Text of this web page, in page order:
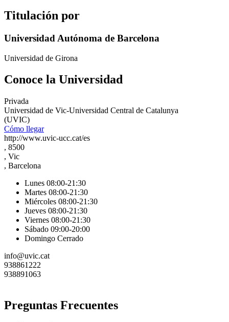
Titulación por
Universidad Autónoma de Barcelona
Universidad de Girona
Conoce la Universidad
Privada
Universidad de Vic-Universidad Central de Catalunya
(UVIC)
Cómo llegar
http://www.uvic-ucc.cat/es
, 8500
, Vic
, Barcelona
Lunes 08:00-21:30
Martes 08:00-21:30
Miércoles 08:00-21:30
Jueves 08:00-21:30
Viernes 08:00-21:30
Sábado 09:00-20:00
Domingo Cerrado
info@uvic.cat
938861222
938891063
Preguntas Frecuentes